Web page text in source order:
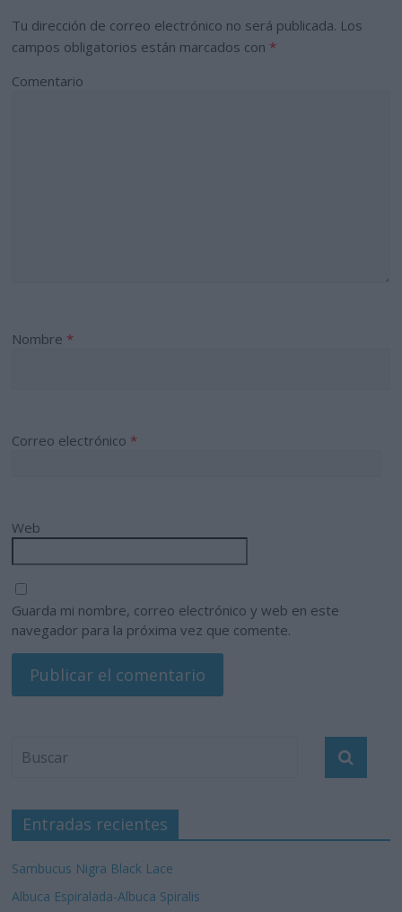
Tu dirección de correo electrónico no será publicada. Los
campos obligatorios están marcados con *
Comentario
Nombre *
Correo electrónico *
Web
Guarda mi nombre, correo electrónico y web en este
navegador para la próxima vez que comente.
Entradas recientes
Sambucus Nigra Black Lace
Albuca Espiralada-Albuca Spiralis